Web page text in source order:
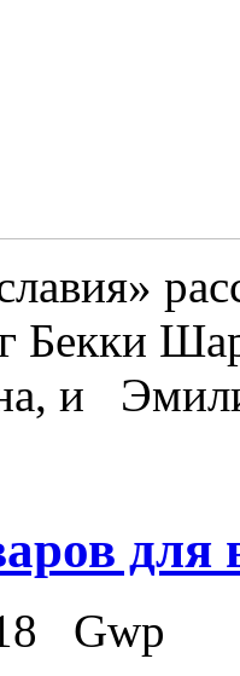
Бекки
и
для
Gwp